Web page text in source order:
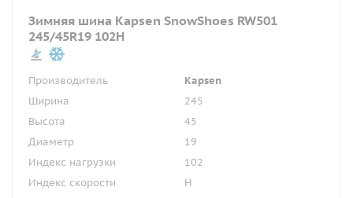
Зимняя шина Kapsen SnowShoes RW501
245/45R19 102H
Производитель
Kapsen
Ширина
245
Высота
45
Диаметр
19
Индекс нагрузки
102
Индекс скорости
H